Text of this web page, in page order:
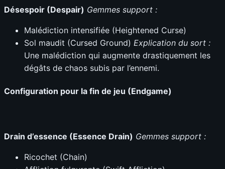
Désespoir (Despair) Gemmes support :
Malédiction intensifiée (Heightened Curse)
Sol maudit (Cursed Ground) Explication du sort :
Une malédiction qui augmente drastiquement les
dégâts de chaos subis par l’ennemi.
Configuration pour la fin de jeu (Endgame)
Drain d’essence (Essence Drain) Gemmes support :
Ricochet (Chain)